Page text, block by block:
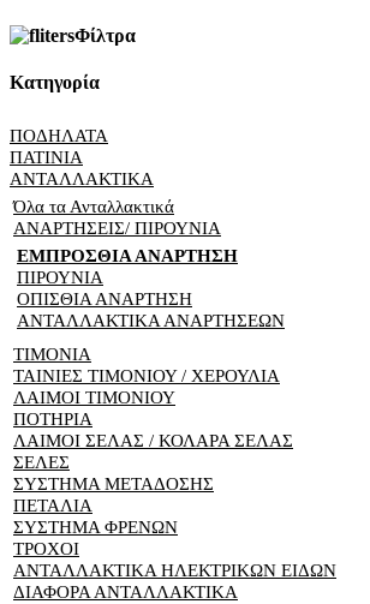
Φίλτρα
Κατηγορία
ΠΟΔΗΛΑΤΑ
ΠΑΤΙΝΙΑ
ΑΝΤΑΛΛΑΚΤΙΚΑ
Όλα τα Ανταλλακτικά
ΑΝΑΡΤΗΣΕΙΣ/ ΠΙΡΟΥΝΙΑ
ΕΜΠΡΟΣΘΙΑ ΑΝΑΡΤΗΣΗ
ΠΙΡΟΥΝΙΑ
ΟΠΙΣΘΙΑ ΑΝΑΡΤΗΣΗ
ΑΝΤΑΛΛΑΚΤΙΚΑ ΑΝΑΡΤΗΣΕΩΝ
ΤΙΜΟΝΙΑ
ΤΑΙΝΙΕΣ ΤΙΜΟΝΙΟΥ / ΧΕΡΟΥΛΙΑ
ΛΑΙΜΟΙ ΤΙΜΟΝΙΟΥ
ΠΟΤΗΡΙΑ
ΛΑΙΜΟΙ ΣΕΛΑΣ / ΚΟΛΑΡΑ ΣΕΛΑΣ
ΣΕΛΕΣ
ΣΥΣΤΗΜΑ ΜΕΤΑΔΟΣΗΣ
ΠΕΤΑΛΙΑ
ΣΥΣΤΗΜΑ ΦΡΕΝΩΝ
ΤΡΟΧΟΙ
ΑΝΤΑΛΛΑΚΤΙΚΑ ΗΛΕΚΤΡΙΚΩΝ ΕΙΔΩΝ
ΔΙΑΦΟΡΑ ΑΝΤΑΛΛΑΚΤΙΚΑ